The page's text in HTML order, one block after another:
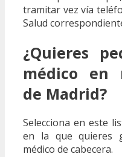
tramitar vez vía
Salud
¿Quieres
médico en
de Madrid?
Selecciona en este
en la que quieres
médico de cabecera.